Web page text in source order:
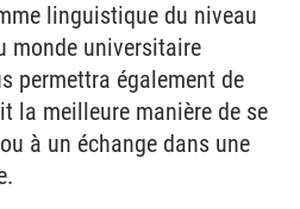
linguistique du niveau
monde universitaire
permettra également de
la meilleure manière de se
à un échange dans une